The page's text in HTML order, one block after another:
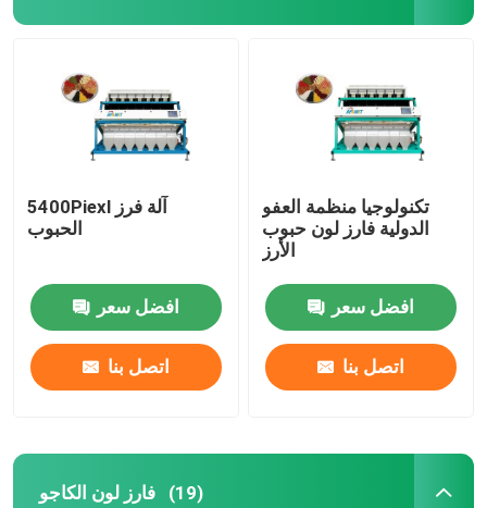
5400Piexl آلة فرز
الحبوب
افضل سعر
اتصل بنا
تكنولوجيا منظمة العفو
الدولية فارز لون حبوب
الأرز
افضل سعر
اتصل بنا
فارز لون الكاجو (19)